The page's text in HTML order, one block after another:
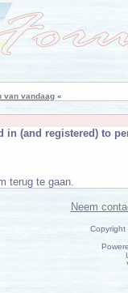
van vandaag«
in (and registered) to
terug te gaan.
Neem
Copyright